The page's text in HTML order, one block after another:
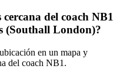
del coach NB1
(Southall London)?
en un mapa y
del coach NB1.